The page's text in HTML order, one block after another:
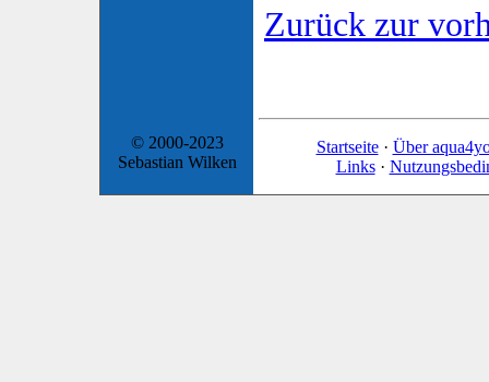
Zurück zur
© 2000-2023
Sebastian Wilken
Startseite· Über
Links·